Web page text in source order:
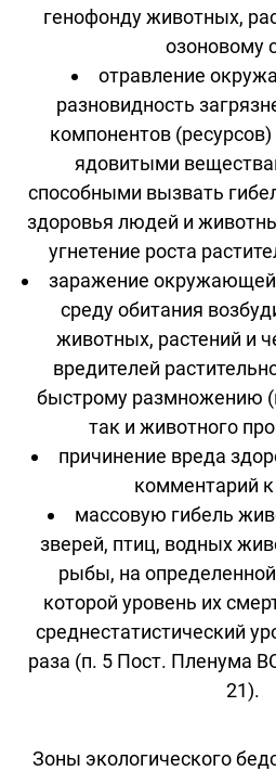
генофонду животных,
озоновому
отравление
разновидность
компонентов
ядовитыми
способными вызвать
здоровья людей и
угнетение роста
заражение
среду обитания
животных, растений и
вредителей
быстрому размножению
так и животного
причинение вреда
комментарий к
массовую гибель
зверей, птиц, водных
рыбы, на
которой уровень их
среднестатистический
раза (п. 5 Пост. Пленума
21).
Зоны экологического